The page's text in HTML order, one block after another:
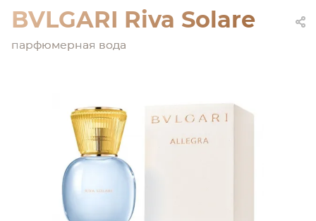
/ Нишевая
BVLGARI Riva Solare
парфюмерная вода